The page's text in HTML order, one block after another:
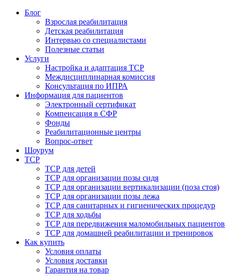
Блог
Взрослая реабилитация
Детская реабилитация
Интервью со специалистами
Полезные статьи
Услуги
Настройка и адаптация ТСР
Междисциплинарная комиссия
Консультация по ИПРА
Информация для пациентов
Электронный сертификат
Компенсация в СФР
Фонды
Реабилитационные центры
Вопрос-ответ
Шоурум
ТСР
ТСР для детей
ТСР для организации позы сидя
ТСР для организации вертикализации (поза стоя)
ТСР для организации позы лежа
ТСР для санитарных и гигиенических процедур
ТСР для ходьбы
ТСР для передвижения маломобильных пациентов
ТСР для домашней реабилитации и тренировок
Как купить
Условия оплаты
Условия доставки
Гарантия на товар